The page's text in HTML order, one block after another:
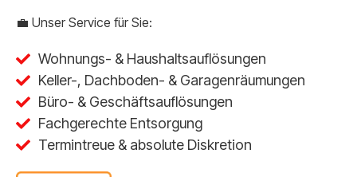
💼 Unser Service für Sie:
Wohnungs- & Haushaltsauflösungen
Keller-, Dachboden- & Garagenräumungen
Büro- & Geschäftsauflösungen
Fachgerechte Entsorgung
Termintreue & absolute Diskretion